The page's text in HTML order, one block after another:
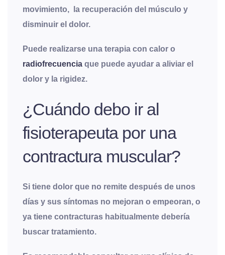
movimiento, la recuperación del músculo y
disminuir el dolor.
Puede realizarse una terapia con calor o
radiofrecuencia que puede ayudar a aliviar el
dolor y la rigidez.
¿Cuándo debo ir al
fisioterapeuta por una
contractura muscular?
Si tiene dolor que no remite después de unos
días y sus síntomas no mejoran o empeoran, o
ya tiene contracturas habitualmente debería
buscar tratamiento.